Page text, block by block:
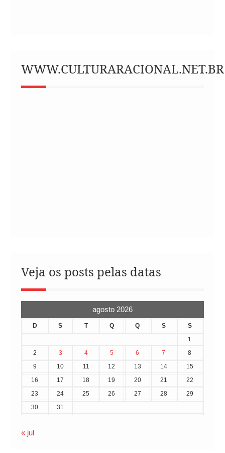
WWW.CULTURARACIONAL.NET.BR
Veja os posts pelas datas
agosto 2026
D S T Q Q S
S
1
2
3 4 5 6 7
8
9
10 11 12 13 14
15
16
17 18 19 20 21
22
23
24 25 26 27 28
29
30
31
« jul